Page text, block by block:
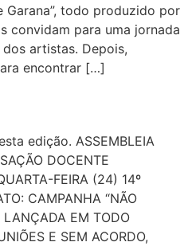
Garana”, todo produzido por
convidam para uma jornada
artistas. Depois,
encontrar […]
edição. ASSEMBLEIA
DOCENTE
FEIRA (24) 14º
CAMPANHA “NÃO
LANÇADA EM TODO
E SEM ACORDO,